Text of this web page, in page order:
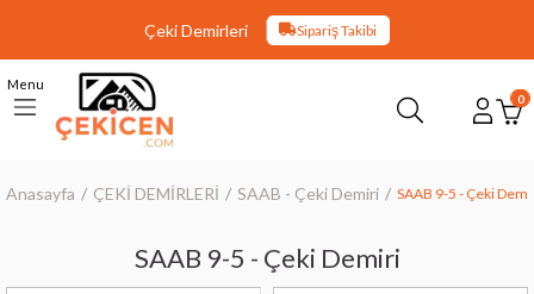
Çeki Demirleri Sipariş Takibi
Menu
0
Anasayfa ÇEKİ DEMİRLERİ SAAB - Çeki Demiri SAAB 9-5 - Çeki
SAAB 9-5 - Çeki Demiri